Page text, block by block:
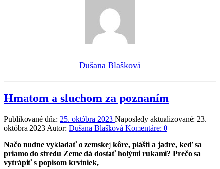
Dušana Blašková
Hmatom a sluchom za poznaním
Publikované dňa: 25. októbra 2023 Naposledy aktualizované: 23.
októbra 2023 Autor: Dušana Blašková Komentáre: 0
Načo nudne vykladať o zemskej kôre, plášti a jadre, keď sa
priamo do stredu Zeme dá dostať holými rukami? Prečo sa
vytrápiť s popisom krviniek,